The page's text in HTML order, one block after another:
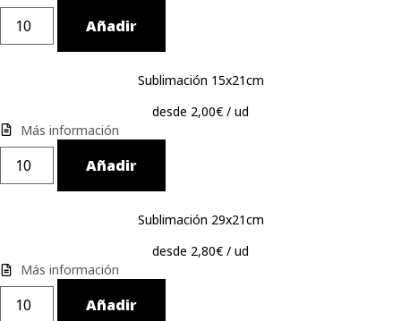
Añadir
Sublimación 15x21cm
desde 2,00€ / ud
Más información
Añadir
Sublimación 29x21cm
desde 2,80€ / ud
Más información
Añadir